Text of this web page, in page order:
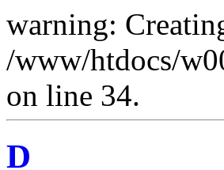
warning:
/www/htdocs/
on line 34.
D